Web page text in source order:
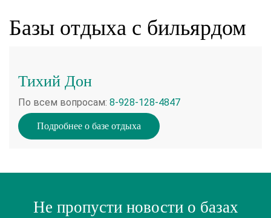
Базы отдыха с бильярдом
Тихий Дон
По всем вопросам: 8-928-128-4847
Подробнее о базе отдыха
Не пропусти новости о базах